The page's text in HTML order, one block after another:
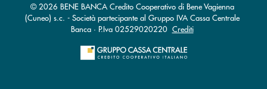
© 2026 BENE BANCA Credito Cooperativo di Bene Vagienna
(Cuneo) s.c. - Società partecipante al Gruppo IVA Cassa Centrale
Banca · P.Iva 02529020220 Crediti